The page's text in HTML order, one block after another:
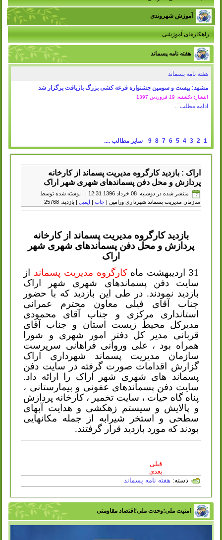
آموزش شهروندی
راهکارهای آموزشی
هفته نامه پسماند
هفته نامه پسماند
مشهد: بیست و سومین جشنواره قرعه کشی بزرگ بازیافت برگزار شد
انتشار: یکشنبه, 19 فروردين 1397
ادامه مطلب ..
1
2
3
4
5
6
7
8
9 سایر مطالب ....
اراک : بازدید کارگروه مدیریت پسماند از کارخانه
پردازش و محل دفن پسماندهای شهری شهر اراک
منتشر شده در دوشنبه, 08 خرداد 1396 12:31 |
نوشته شده توسط
سازمان مدیریت پسماند شهرداری ورامین | چاپ | ایمیل | بازدید: 25768
بازدید کارگروه مدیریت پسماند از کارخانه
پردازش و محل دفن پسماندهای شهری شهر
اراک
31 اردیبهشت ماه
کارگروه مدیریت پسماند از
سایت دفن پسماندهای شهری شهر اراک
بازدید نمودند. در طی این بازدید که با حضور
جناب آقای فیلی معاون محترم عمرانی
استانداری مرکزی و جناب آقای محمودی
مدیرکل محیط زیست استان و جناب آقای
قربانی مدیر کل دفتر امور شهری و شورا
همراه بود ، علی وروانی فراهانی سرپرست
سازمان مدیریت پسماند شهرداری اراک
گزارش اقدامات صورت گرفته در سایت دفن
پسماند های شهری شهر اراک را ارائه داد.
سایت دفن پسماندهای عفونی و بیمارستانی ،
پناه گاه حیات ، سایت تخمیر ، کارخانه پردازش
و پالایش و سیستم زهکشی و هدایت آبهای
سطحی و استخر شیرابه از جمله مکانهایی
بودند که مورد بازدید قرار گرفتند.
قبلی
بعدی
دسته: هفته نامه پسماند
امنیت ملی؛وحدت ملی؛اقتصاد مقاومتی